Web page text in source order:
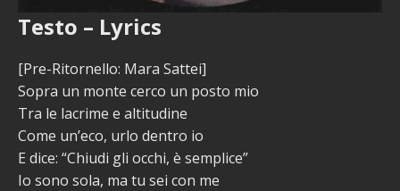
Testo – Lyrics
[Pre-Ritornello: Mara Sattei]
Sopra un monte cerco un posto mio
Tra le lacrime e altitudine
Come un’eco, urlo dentro io
E dice: “Chiudi gli occhi, è semplice”
Io sono sola, ma tu sei con me